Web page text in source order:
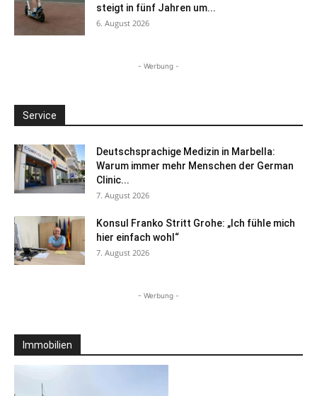
steigt in fünf Jahren um...
6. August 2026
- Werbung -
Service
Deutschsprachige Medizin in Marbella:
Warum immer mehr Menschen der German
Clinic...
7. August 2026
Konsul Franko Stritt Grohe: „Ich fühle mich
hier einfach wohl“
7. August 2026
- Werbung -
Immobilien